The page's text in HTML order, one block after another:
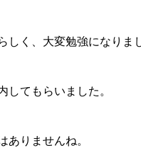
く、大変勉強になりまし
てもらいました。
りませんね。